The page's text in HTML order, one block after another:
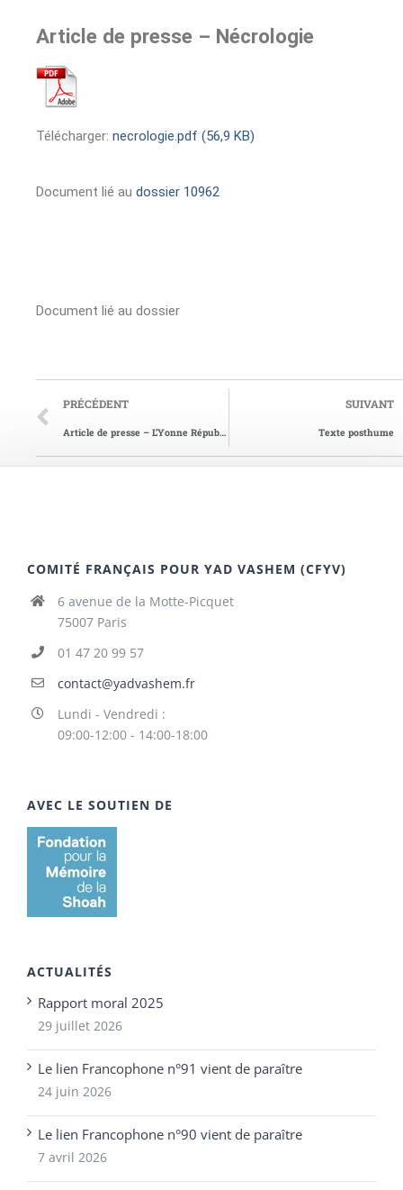
Article de presse – Nécrologie
Télécharger: necrologie.pdf (56,9 KB)
Document lié au dossier 10962
Document lié au dossier
PRÉCÉDENT
Article de presse – L’Yonne Républicaine du 21/11/ 2009
SUIVANT
Texte posthume
COMITÉ FRANÇAIS POUR YAD VASHEM (CFYV)
6 avenue de la Motte-Picquet
75007 Paris
01 47 20 99 57
contact@yadvashem.fr
Lundi - Vendredi :
09:00-12:00 - 14:00-18:00
AVEC LE SOUTIEN DE
ACTUALITÉS
Rapport moral 2025
29 juillet 2026
Le lien Francophone n°91 vient de paraître
24 juin 2026
Le lien Francophone n°90 vient de paraître
7 avril 2026